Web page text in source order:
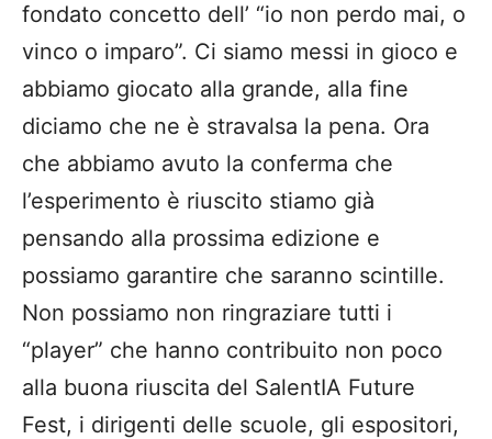
fondato concetto dell’ “io non perdo mai, o
vinco o imparo”. Ci siamo messi in gioco e
abbiamo giocato alla grande, alla fine
diciamo che ne è stravalsa la pena. Ora
che abbiamo avuto la conferma che
l’esperimento è riuscito stiamo già
pensando alla prossima edizione e
possiamo garantire che saranno scintille.
Non possiamo non ringraziare tutti i
“player” che hanno contribuito non poco
alla buona riuscita del SalentIA Future
Fest, i dirigenti delle scuole, gli espositori,